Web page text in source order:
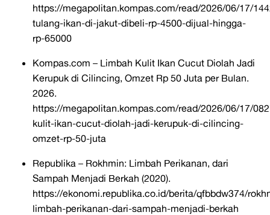
https://megapolitan.kompas.com/read/2026/06/17/
tulang-ikan-di-jakut-dibeli-rp-4500-dijual-hingga-
rp-65000
Kompas.com – Limbah Kulit Ikan Cucut Diolah Jadi
Kerupuk di Cilincing, Omzet Rp 50 Juta per Bulan.
2026.
https://megapolitan.kompas.com/read/2026/06/17/
kulit-ikan-cucut-diolah-jadi-kerupuk-di-cilincing-
omzet-rp-50-juta
Republika – Rokhmin: Limbah Perikanan, dari
Sampah Menjadi Berkah (2020).
https://ekonomi.republika.co.id/berita/qfbbdw374/
limbah-perikanan-dari-sampah-menjadi-berkah